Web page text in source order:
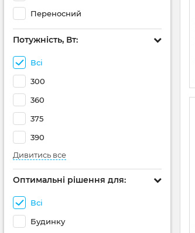
Переносний
Потужність, Вт:
Всі
300
360
375
390
Дивитись все
Оптимальні рішення для:
Всі
Будинку